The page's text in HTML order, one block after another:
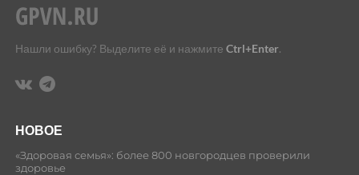
Нашли ошибку? Выделите её и нажмите Ctrl+Enter.
НОВОЕ
«Здоровая семья»: более 800 новгородцев проверили
здоровье